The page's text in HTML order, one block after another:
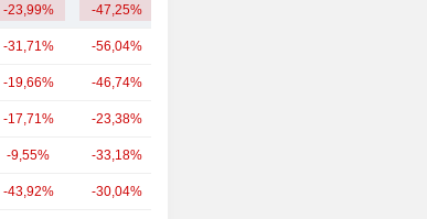
-23,99% -47,25%
-31,71% -56,04%
-19,66% -46,74%
-17,71% -23,38%
-9,55% -33,18%
-43,92% -30,04%